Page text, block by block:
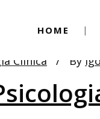
HOME
Clinica By